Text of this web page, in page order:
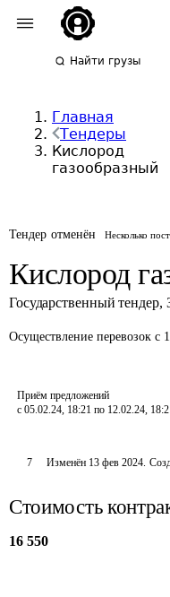
Найти грузы
Главная
Тендеры
Кислород
газообразный
Тендер отменён Несколько
Кислород
Государственный тендер,
Осуществление перевозок с
Приём предложений
с 05.02.24, 18:21 по 12.02.24,
7 Изменён 13 фев 2024.
Стоимость
16 550